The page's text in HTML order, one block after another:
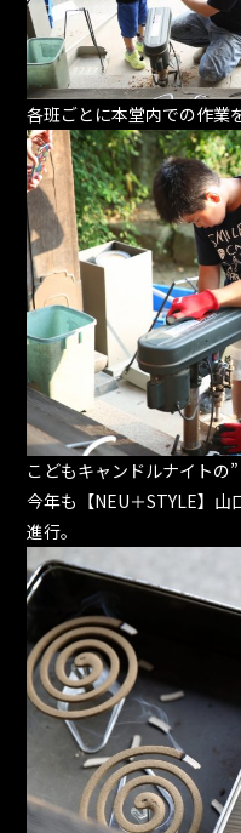
各班ごとに本堂内での作業
こどもキャンドルナイトの”
今年も【NEU＋STYLE】
進行。